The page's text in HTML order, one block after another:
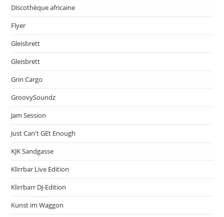
Discothèque africaine
Flyer
Gleisbrett
Gleisbrett
Grin Cargo
GroovySoundz
Jam Session
Just Can't GEt Enough
KJK Sandgasse
Klirrbar Live Edition
Klirrbarr DJ-Edition
Kunst im Waggon